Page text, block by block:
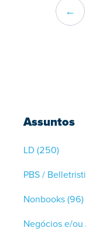
Assuntos
LD(250)
Nonbooks(96)
Negócios e/
←